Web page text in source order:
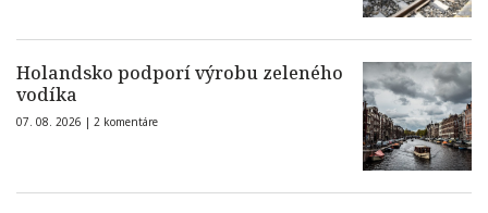
Holandsko podporí výrobu zeleného
vodíka
07. 08. 2026 | 2 komentáre